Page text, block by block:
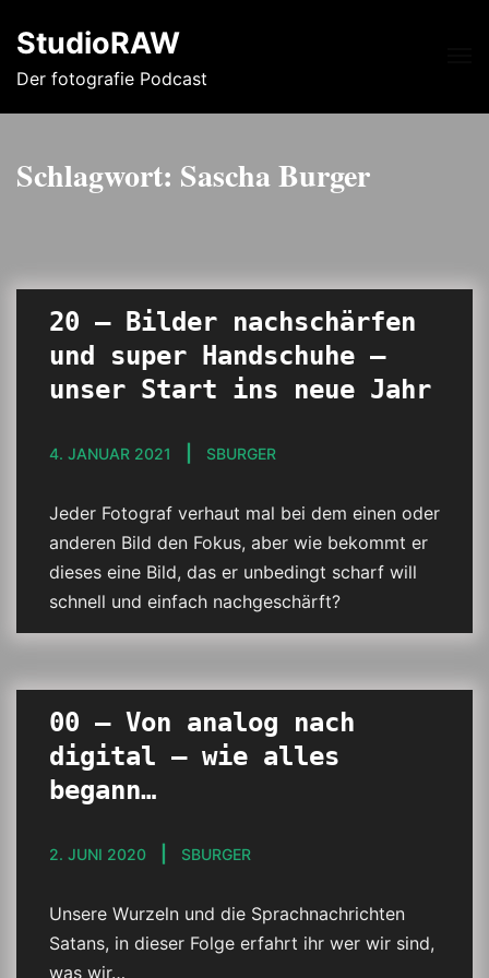
StudioRAW
Der fotografie Podcast
Schlagwort: Sascha Burger
20 – Bilder nachschärfen
und super Handschuhe –
unser Start ins neue Jahr
4. JANUAR 2021 SBURGER
Jeder Fotograf verhaut mal bei dem einen oder
anderen Bild den Fokus, aber wie bekommt er
dieses eine Bild, das er unbedingt scharf will
schnell und einfach nachgeschärft?
00 – Von analog nach
digital – wie alles
begann…
2. JUNI 2020 SBURGER
Unsere Wurzeln und die Sprachnachrichten
Satans, in dieser Folge erfahrt ihr wer wir sind,
was wir…